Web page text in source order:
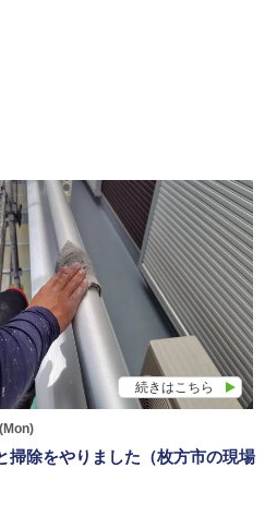
続きはこちら
掃除をやりました（枚方市の現場